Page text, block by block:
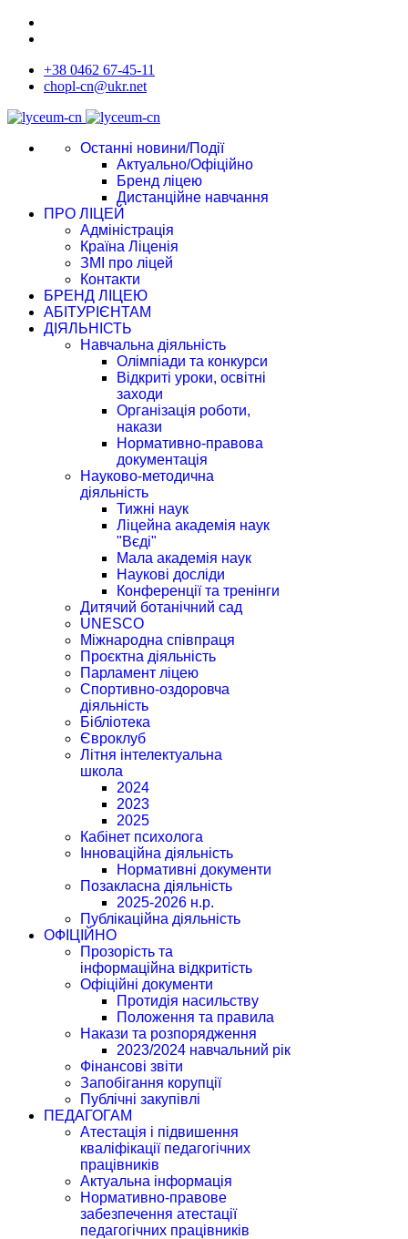
+38 0462 67-45-11
chopl-cn@ukr.net
Останні новини/Події
Актуально/Офіційно
Бренд ліцею
Дистанційне навчання
ПРО ЛІЦЕЙ
Адміністрація
Країна Ліценія
ЗМІ про ліцей
Контакти
БРЕНД ЛІЦЕЮ
АБІТУРІЄНТАМ
ДІЯЛЬНІСТЬ
Навчальна діяльність
Олімпіади та конкурси
Відкриті уроки, освітні
заходи
Організація роботи,
накази
Нормативно-правова
документація
Науково-методична
діяльність
Тижні наук
Ліцейна академія наук
"Вєді"
Мала академія наук
Наукові досліди
Конференції та тренінги
Дитячий ботанічний сад
UNESCO
Міжнародна співпраця
Проєктна діяльність
Парламент ліцею
Спортивно-оздоровча
діяльність
Бібліотека
Євроклуб
Літня інтелектуальна
школа
2024
2023
2025
Кабінет психолога
Інноваційна діяльність
Нормативні документи
Позакласна діяльність
2025-2026 н.р.
Публікаційна діяльність
ОФІЦІЙНО
Прозорість та
інформаційна відкритість
Офіційні документи
Протидія насильству
Положення та правила
Накази та розпорядження
2023/2024 навчальний рік
Фінансові звіти
Запобігання корупції
Публічні закупівлі
ПЕДАГОГАМ
Атестація і підвишення
кваліфікації педагогічних
працівників
Актуальна інформація
Нормативно-правове
забезпечення атестації
педагогічних працівників